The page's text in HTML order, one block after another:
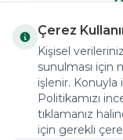
COPYRIGHT ©
Çerez
Kişisel
sunulması için
işlenir. Konuyla
Politikamızı
tıklamanız
için gerekli